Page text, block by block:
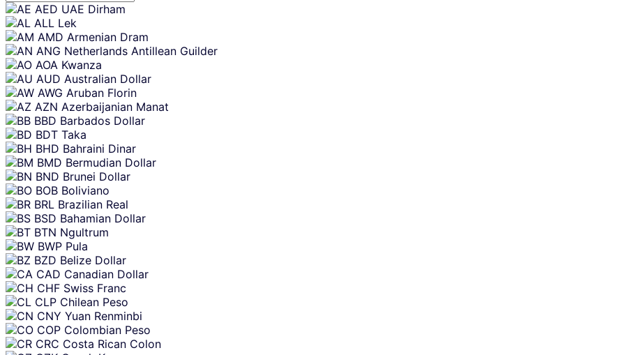
Skip
content
AED UAE Dirham
ALL Lek
AMD Armenian Dram
ANG Netherlands Antillean Guilder
AOA Kwanza
AUD Australian Dollar
AWG Aruban Florin
AZN Azerbaijanian Manat
BBD Barbados Dollar
BDT Taka
BHD Bahraini Dinar
BMD Bermudian Dollar
BND Brunei Dollar
BOB Boliviano
BRL Brazilian Real
BSD Bahamian Dollar
BTN Ngultrum
BWP Pula
BZD Belize Dollar
CAD Canadian Dollar
CHF Swiss Franc
CLP Chilean Peso
CNY Yuan Renminbi
COP Colombian Peso
CRC Costa Rican Colon